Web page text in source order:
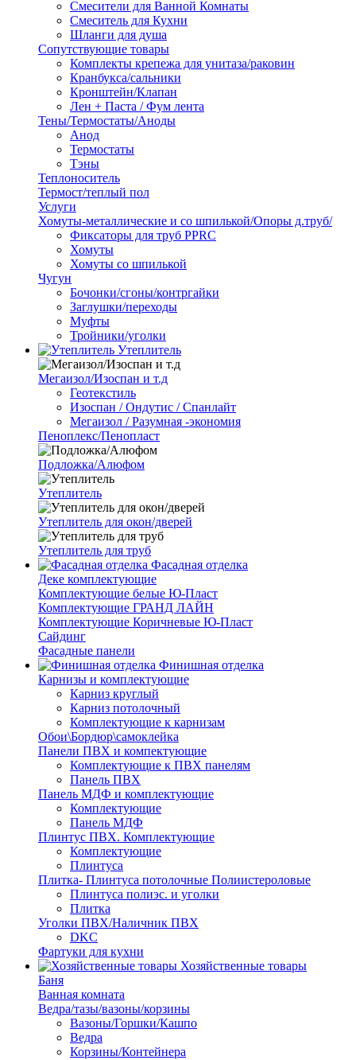
Смесители для Ванной Комнаты
Смеситель для Кухни
Шланги для душа
Сопутствующие товары
Комплекты крепежа для унитаза/раковин
Кранбукса/сальники
Кронштейн/Клапан
Лен + Паста / Фум лента
Тены/Термостаты/Аноды
Анод
Термостаты
Тэны
Теплоноситель
Термост/теплый пол
Услуги
Хомуты-металлические и со шпилькой/Опоры д.труб/
Фиксаторы для труб PPRC
Хомуты
Хомуты со шпилькой
Чугун
Бочонки/сгоны/контргайки
Заглушки/переходы
Муфты
Тройники/уголки
Утеплитель
Мегаизол/Изоспан и т.д
Геотекстиль
Изоспан / Ондутис / Спанлайт
Мегаизол / Разумная -экономия
Пеноплекс/Пенопласт
Подложка/Алюфом
Утеплитель
Утеплитель для окон/дверей
Утеплитель для труб
Фасадная отделка
Деке комплектующие
Комплектующие белые Ю-Пласт
Комплектующие ГРАНД ЛАЙН
Комплектующие Коричневые Ю-Пласт
Сайдинг
Фасадные панели
Финишная отделка
Карнизы и комплектующие
Карниз круглый
Карниз потолочный
Комплектующие к карнизам
Обои\Бордюр\самоклейка
Панели ПВХ и компектующие
Комплектующие к ПВХ панелям
Панель ПВХ
Панель МДФ и комплектующие
Комплектующие
Панель МДФ
Плинтус ПВХ. Комплектующие
Комплектующие
Плинтуса
Плитка- Плинтуса потолочные Полиистероловые
Плинтуса полиэс. и уголки
Плитка
Уголки ПВХ/Наличник ПВХ
DKC
Фартуки для кухни
Хозяйственные товары
Баня
Ванная комната
Ведра/тазы/вазоны/корзины
Вазоны/Горшки/Кашпо
Ведра
Корзины/Контейнера